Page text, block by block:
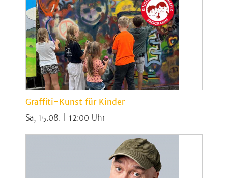
Graffiti-Kunst für Kinder
Sa, 15.08. | 12:00